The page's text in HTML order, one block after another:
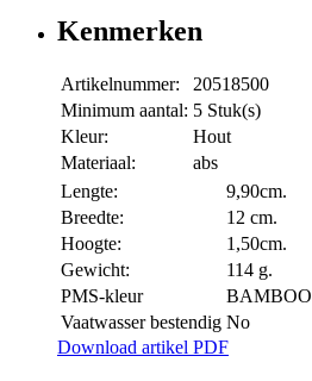
Kenmerken
Artikelnummer:
20518500
Minimum aantal: 5 Stuk(s)
Kleur:
Hout
Materiaal:
abs
Lengte:
9,90cm.
Breedte:
12 cm.
Hoogte:
1,50cm.
Gewicht:
114 g.
PMS-kleur
BAMBOO
Vaatwasser bestendig No
Download artikel PDF